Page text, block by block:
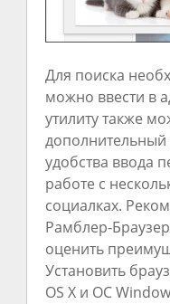
Для поиска
можно ввести в
утилиту также
дополнительный
удобства ввода
работе с
социалках.
Рамблер-
оценить
Установить
OS X и ОС